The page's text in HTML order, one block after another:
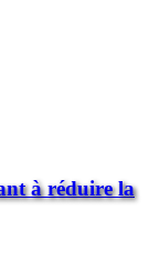
à réduire la